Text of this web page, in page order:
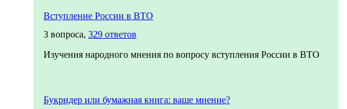
Вступление России в ВТО
3 вопроса, 329 ответов
Изучения народного мнения по вопросу вступления России в ВТО
Букридер или бумажная книга: ваше мнение?